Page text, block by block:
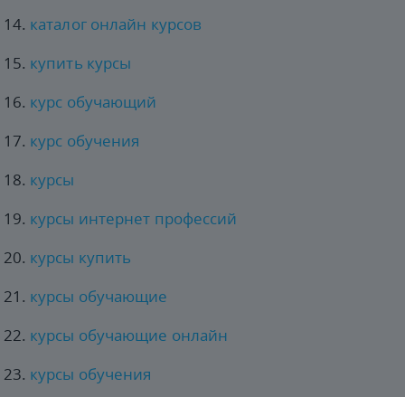
каталог онлайн курсов
купить курсы
курс обучающий
курс обучения
курсы
курсы интернет профессий
курсы купить
курсы обучающие
курсы обучающие онлайн
курсы обучения